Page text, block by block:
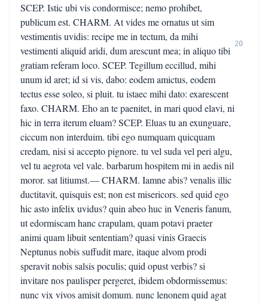
SCEP. Istic ubi vis condormisce; nemo prohibet,
publicum est. CHARM. At vides me ornatus ut sim
vestimentis uvidis: recipe me in tectum, da mihi
vestimenti aliquid aridi, dum arescunt mea; in aliquo tibi
gratiam referam loco. SCEP. Tegillum eccillud, mihi
unum id aret; id si vis, dabo: eodem amictus, eodem
tectus esse soleo, si pluit. tu istaec mihi dato: exarescent
faxo. CHARM. Eho an te paenitet, in mari quod elavi, ni
hic in terra iterum eluam? SCEP. Eluas tu an exunguare,
ciccum non interduim. tibi ego numquam quicquam
credam, nisi si accepto pignore. tu vel suda vel peri algu,
vel tu aegrota vel vale. barbarum hospitem mi in aedis nil
moror. sat litiumst.— CHARM. Iamne abis? venalis illic
ductitavit, quisquis est; non est misericors. sed quid ego
hic asto infelix uvidus? quin abeo huc in Veneris fanum,
ut edormiscam hanc crapulam, quam potavi praeter
animi quam libuit sententiam? quasi vinis Graecis
Neptunus nobis suffudit mare, itaque alvom prodi
speravit nobis salsis poculis; quid opust verbis? si
invitare nos paulisper pergeret, ibidem obdormissemus:
nunc vix vivos amisit domum. nunc lenonem quid agat
20